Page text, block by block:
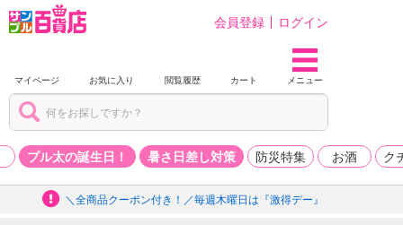
会員登録 ログイン
マイページ お気に入り 閲覧履歴 カート メニュー
プル太の誕生日！ 暑さ日差し対策 防災特集 お酒 ク
＼全商品クーポン付き！／毎週木曜日は『激得デー』